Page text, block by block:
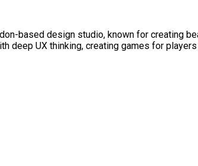
based design studio, known for creating
deep UX thinking, creating games for